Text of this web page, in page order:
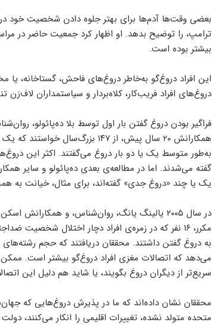
بعضی وقت‌ها آدم‌ها برای بهتر جلوه ‌دادن شخصیت خود
ترامپ، را توضیح بدهد. او اظهار کرد جمعیت حاضر در
بیشتر بوده است.
این افراد دروغ‌گو به‌خاطر دروغ‌های فاحش، گستاخانه، یا
دروغ‌های افراد فریب‌کار، کلاه‌بردار و سیاستمداران لاف‌زن
فراگیر بودن دروغ‌ گفتن بار اول توسط بلا ده‌پائولو،
همکارانش ۲۰ سال پیش، از ۱۴۷
به‌طور متوسط یک یا دو بار دروغ می‌گفتند. اکثر این
گفته می‌شدند. اما در مطالعه‌ی بعدی ده‌پائولو و سایر
یک یا چند «دروغ جدی» گفته‌اند، برای مثال، خیانت به
می‌دهد که اتصالات مغزی افراد دروغ‌گو بیشتر است.
سریع‌تر از دیگران دروغ بگویند، یا شاید هم دلیل این
محققان نشان داده‌اند که ما در پذیرش دروغ‌هایی که